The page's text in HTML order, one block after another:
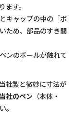
す。
キャップの中の「ボ
ため、部品のすき間
ンのボールが触れて
社製と微妙に寸法が
当社のペン （本体・
。